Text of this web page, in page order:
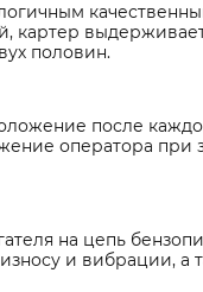
картер
половин.
после
оператора при
на цепь
и вибрации, а